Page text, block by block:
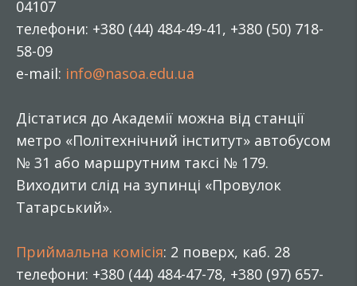
04107
телефони: +380 (44) 484-49-41, +380 (50) 718-
58-09
e-mail: info@nasoa.edu.ua
Дістатися до Академії можна від станції
метро «Політехнічний інститут» автобусом
№ 31 або маршрутним таксі № 179.
Виходити слід на зупинці «Провулок
Татарський».
Приймальна комісія: 2 поверх, каб. 28
телефони: +380 (44) 484-47-78, +380 (97) 657-